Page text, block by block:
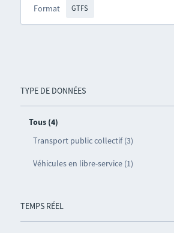
TYPE DE DONNÉES
Tous (4)
Transport public collectif (3)
Véhicules en libre-service (1)
TEMPS RÉEL
Format GTFS